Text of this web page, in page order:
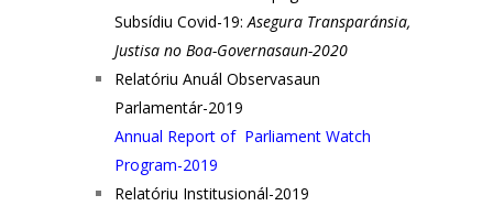
Subsídiu Covid-19:Asegura Transparánsia,
Justisa no Boa-Governasaun-2020
Relatóriu Anuál Observasaun
Parlamentár-2019
Annual Report of Parliament Watch
Program-2019
Relatóriu Institusionál-2019